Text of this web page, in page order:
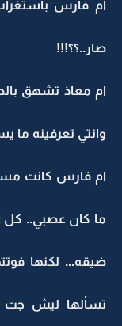
ام فارس
صار..؟؟!!!
ام معاذ تشهق
وانتي تعرفينه
ام فارس كانت
ما كان عصبي.. كل
ضيقه... لكنها
تسألها ليش جت